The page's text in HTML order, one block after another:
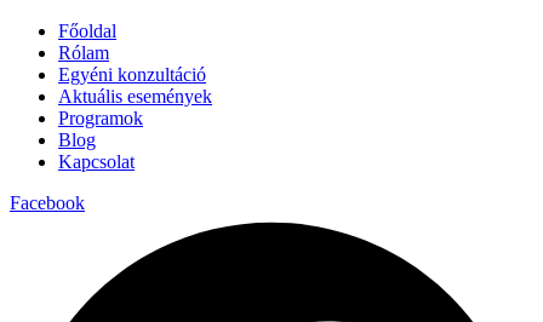
Főoldal
Rólam
Egyéni konzultáció
Aktuális események
Programok
Blog
Kapcsolat
Facebook